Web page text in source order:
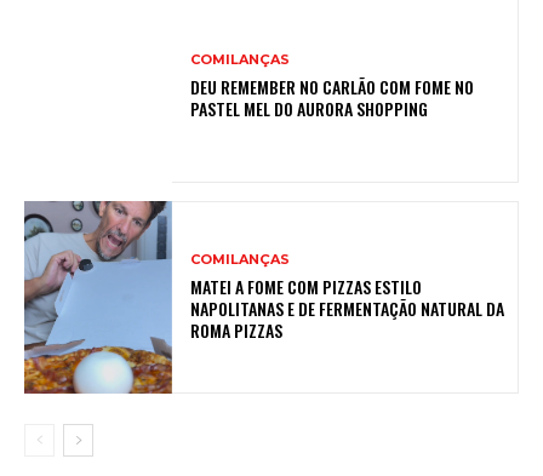
COMILANÇAS
DEU REMEMBER NO CARLÃO COM FOME NO
PASTEL MEL DO AURORA SHOPPING
COMILANÇAS
MATEI A FOME COM PIZZAS ESTILO
NAPOLITANAS E DE FERMENTAÇÃO NATURAL DA
ROMA PIZZAS